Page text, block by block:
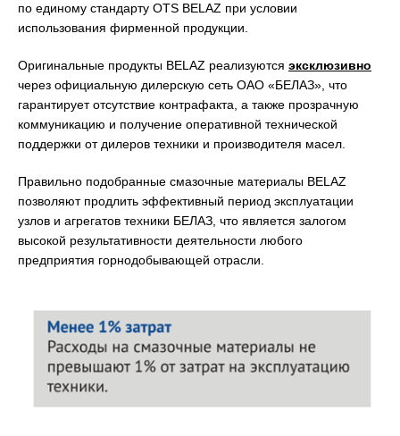
по единому стандарту OTS BELAZ при условии
использования фирменной продукции.
Оригинальные продукты BELAZ реализуются эксклюзивно
через официальную дилерскую сеть ОАО «БЕЛАЗ», что
гарантирует отсутствие контрафакта, а также прозрачную
коммуникацию и получение оперативной технической
поддержки от дилеров техники и производителя масел.
Правильно подобранные смазочные материалы BELAZ
позволяют продлить эффективный период эксплуатации
узлов и агрегатов техники БЕЛАЗ, что является залогом
высокой результативности деятельности любого
предприятия горнодобывающей отрасли.